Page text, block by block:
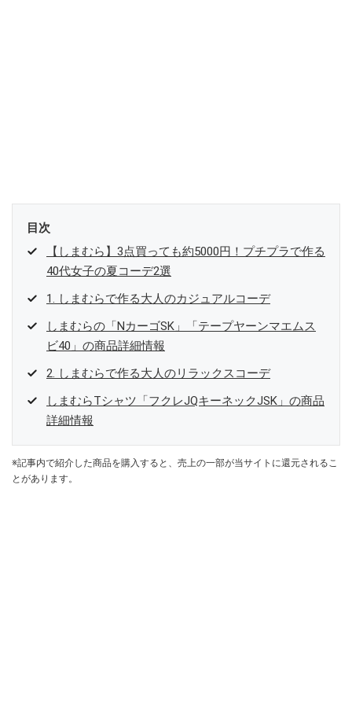
目次
【しまむら】3点買っても約5000円！プチプラで作る
40代女子の夏コーデ2選
1. しまむらで作る大人のカジュアルコーデ
しまむらの「NカーゴSK」「テープヤーンマエムス
ビ40」の商品詳細情報
2. しまむらで作る大人のリラックスコーデ
しまむらTシャツ「フクレJQキーネックJSK」の商品
詳細情報
※記事内で紹介した商品を購入すると、売上の一部が当サイトに還元されるこ
とがあります。